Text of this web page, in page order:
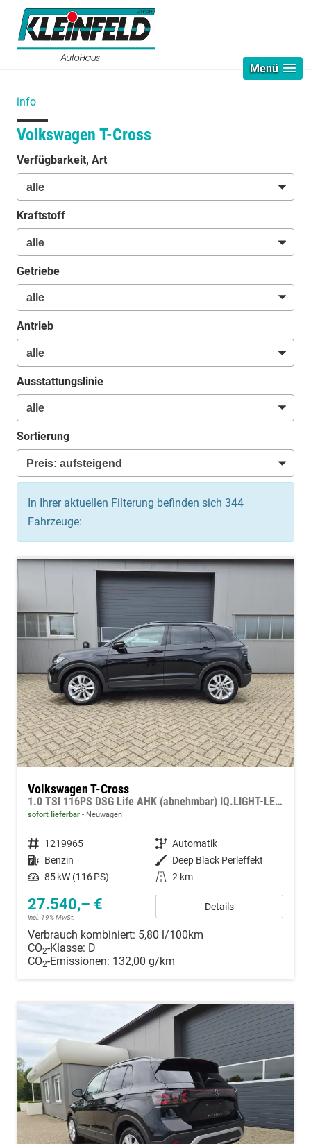
Menü
info
Volkswagen T-Cross
Verfügbarkeit, Art
Kraftstoff
Getriebe
Antrieb
Ausstattungslinie
Sortierung
In Ihrer aktuellen Filterung befinden sich 344
Fahrzeuge:
Volkswagen T-Cross
1.0 TSI 116PS DSG Life AHK (abnehmbar) IQ.LIGHT-LED-Matrix Sitzheizung Rückf.Kamera Klimaautomatik Abstandstempomat Apple CarPlay Android Auto
sofort lieferbar Neuwagen
Fahrzeugnummer 1219965 Getriebe Automatik
Kraftstoff Benzin Außenfarbe Deep Black Perleffekt
Leistung 85 kW (116 PS) Kilometerstand 2 km
27.540,– €
incl. 19% MwSt.
Details
Verbrauch kombiniert: 5,80 l/100km
CO2-Klasse: D
CO2-Emissionen: 132,00 g/km